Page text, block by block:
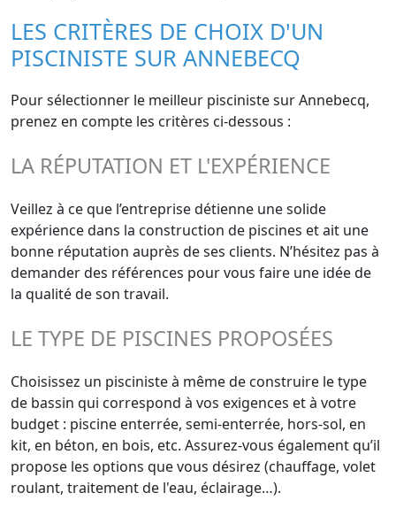
LES CRITÈRES DE CHOIX D'UN
PISCINISTE SUR ANNEBECQ
Pour sélectionner le meilleur pisciniste sur Annebecq,
prenez en compte les critères ci-dessous :
LA RÉPUTATION ET L'EXPÉRIENCE
Veillez à ce que l’entreprise détienne une solide
expérience dans la construction de piscines et ait une
bonne réputation auprès de ses clients. N’hésitez pas à
demander des références pour vous faire une idée de
la qualité de son travail.
LE TYPE DE PISCINES PROPOSÉES
Choisissez un pisciniste à même de construire le type
de bassin qui correspond à vos exigences et à votre
budget : piscine enterrée, semi-enterrée, hors-sol, en
kit, en béton, en bois, etc. Assurez-vous également qu’il
propose les options que vous désirez (chauffage, volet
roulant, traitement de l'eau, éclairage…).